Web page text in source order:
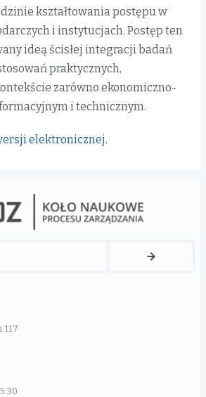
kształtowania postępu w
i instytucjach. Postęp ten
ideą ścisłej integracji badań
praktycznych,
zarówno ekonomiczno-
i technicznym.
elektronicznej.
117